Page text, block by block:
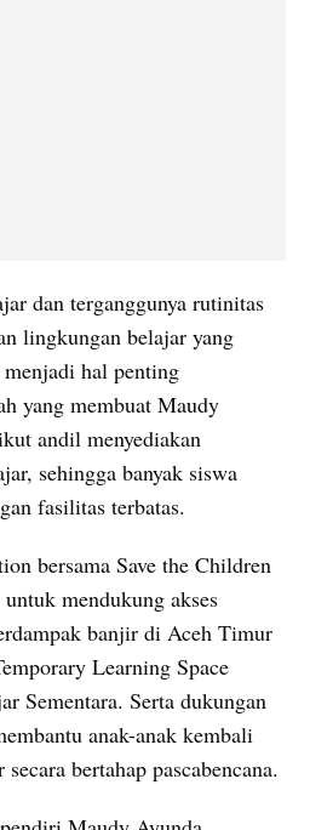
dan terganggunya rutinitas
lingkungan belajar yang
hal penting
yang membuat Maudy
andil menyediakan
sehingga banyak siswa
fasilitas terbatas.
bersama Save the Children
mendukung akses
banjir di Aceh Timur
Learning Space
Sementara. Serta dukungan
anak-anak kembali
bertahap pascabencana.